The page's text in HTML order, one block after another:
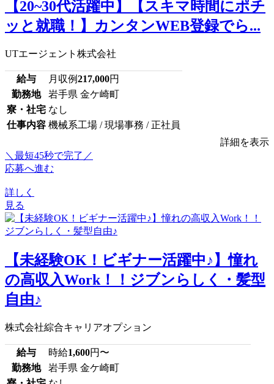
【20~30代活躍中】【スキマ時間にポチ
ッと就職！】カンタンWEB登録でら...
UTエージェント株式会社
給与 月収例217,000円
勤務地
岩手県 金ケ崎町
寮・社宅 なし
仕事内容 機械系工場 / 現場事務 / 正社員
詳細を表示
＼最短45秒で完了／
応募へ進む
詳しく
見る
【未経験OK！ビギナー活躍中♪】憧れ
の高収入Work！！ジブンらしく・髪型
自由♪
株式会社綜合キャリアオプション
給与 時給1,600円〜
勤務地
岩手県 金ケ崎町